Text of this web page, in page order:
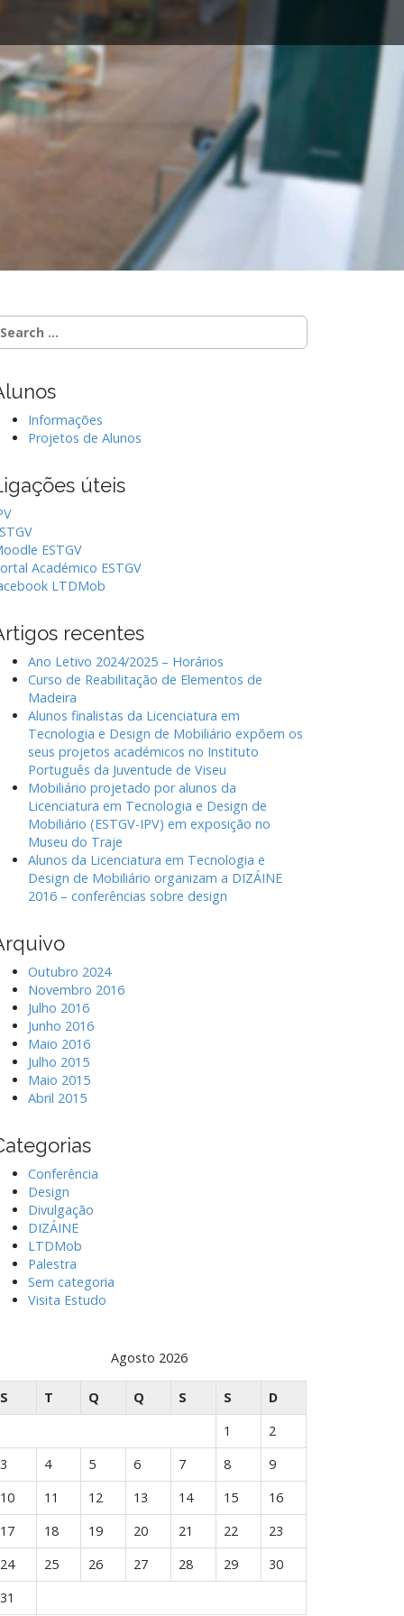
Informações
Projetos de Alunos
úteis
ESTGV
Académico ESTGV
LTDMob
recentes
Ano Letivo 2024/2025 – Horários
Curso de Reabilitação de Elementos de
Madeira
Alunos finalistas da Licenciatura em
Tecnologia e Design de Mobiliário expõem os
seus projetos académicos no Instituto
Português da Juventude de Viseu
Mobiliário projetado por alunos da
Licenciatura em Tecnologia e Design de
Mobiliário (ESTGV-IPV) em exposição no
Museu do Traje
Alunos da Licenciatura em Tecnologia e
Design de Mobiliário organizam a DIZÁINE
2016 – conferências sobre design
Outubro 2024
Novembro 2016
Julho 2016
Junho 2016
Maio 2016
Julho 2015
Maio 2015
Abril 2015
Conferência
Design
Divulgação
DIZÁINE
LTDMob
Palestra
Sem categoria
Visita Estudo
Agosto 2026
S T Q Q S S
D
1
2
3
4 5 6 7 8
9
10
11 12 13 14 15
16
17
18 19 20 21 22
23
24
25 26 27 28 29
30
31